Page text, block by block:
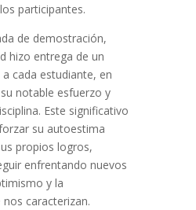
participantes.
de demostración,
hizo entrega de un
cada estudiante, en
notable esfuerzo y
Este significativo
su autoestima
propios logros,
enfrentando nuevos
y la
caracterizan.